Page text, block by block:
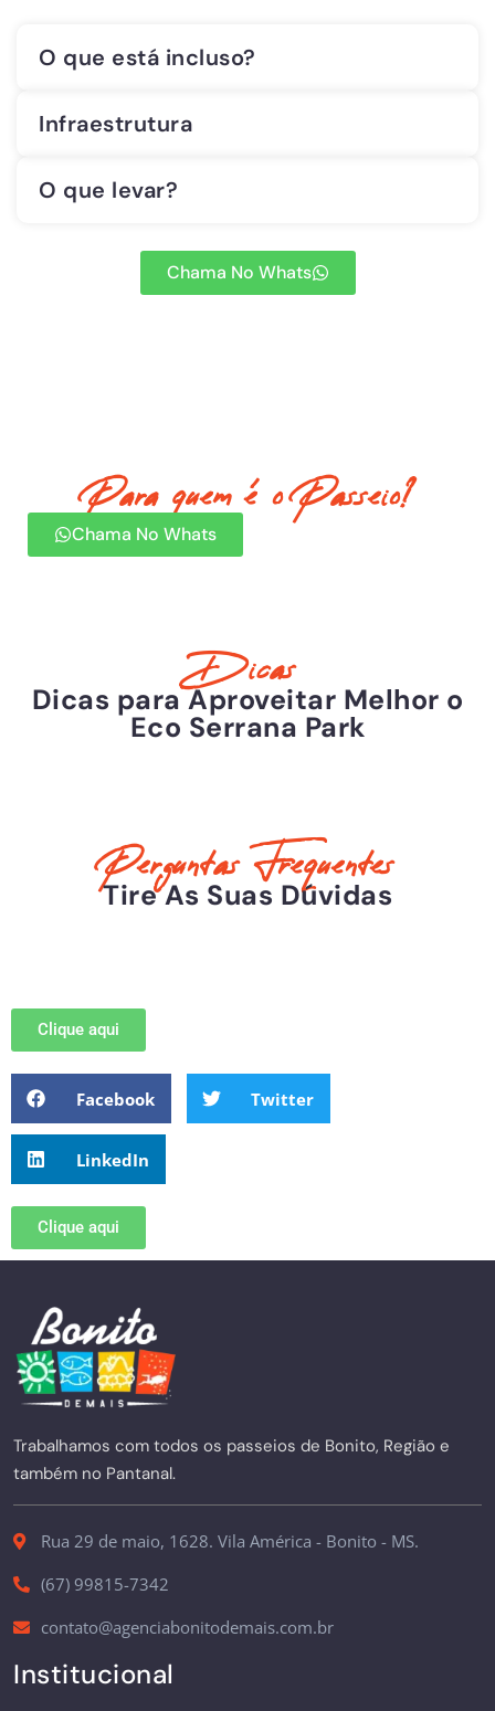
O que está incluso?
Infraestrutura
O que levar?
Chama No Whats
Para quem é o Passeio?
Chama No Whats
Dicas
Dicas para Aproveitar Melhor o
Eco Serrana Park
Perguntas Frequentes
Tire As Suas Dúvidas
Clique aqui
Facebook Twitter
LinkedIn
Clique aqui
Trabalhamos com todos os passeios de Bonito, Região e
também no Pantanal.
Rua 29 de maio, 1628. Vila América - Bonito - MS.
(67) 99815-7342
contato@agenciabonitodemais.com.br
Institucional